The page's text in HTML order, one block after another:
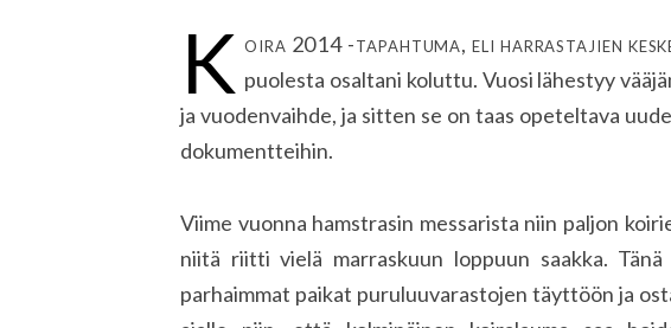
K oira 2014 -tapahtuma, eli harrastajien
puolesta osaltani koluttu. Vuosi lähestyy
ja vuodenvaihde, ja sitten se on taas opeteltava
dokumentteihin.
Viime vuonna hamstrasin messarista niin paljon
niitä riitti vielä marraskuun loppuun saakka.
parhaimmat paikat puruluuvarastojen täyttöön ja